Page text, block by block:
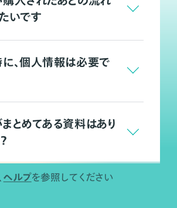
いです
、個人情報は必要で
とめてある資料はあり
ヘルプを参照してください